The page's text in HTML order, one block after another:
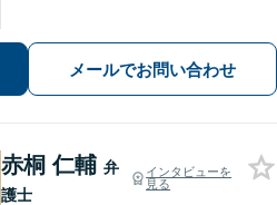
す。お困りの際は、ぜひご相談くださ
い。【弁護士歴20年以上】
メールでお問い合わせ
赤桐 仁輔 弁
護士
インタビューを
見る